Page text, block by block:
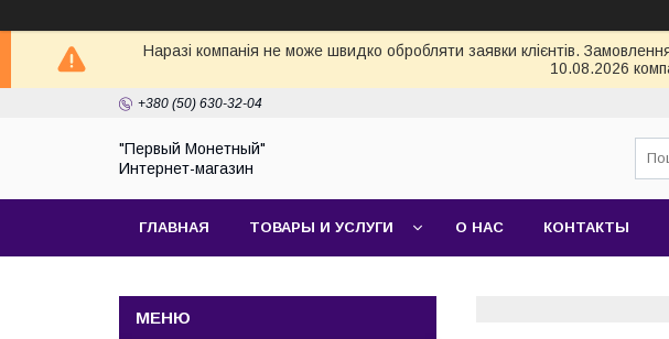
Наразі компанія не може швидко обробляти заявки клієнтів.
10.08.2026
+380 (50) 630-32-04
"Первый Монетный"
Интернет-магазин
ГЛАВНАЯ ТОВАРЫ И УСЛУГИ О НАС КОНТАКТЫ